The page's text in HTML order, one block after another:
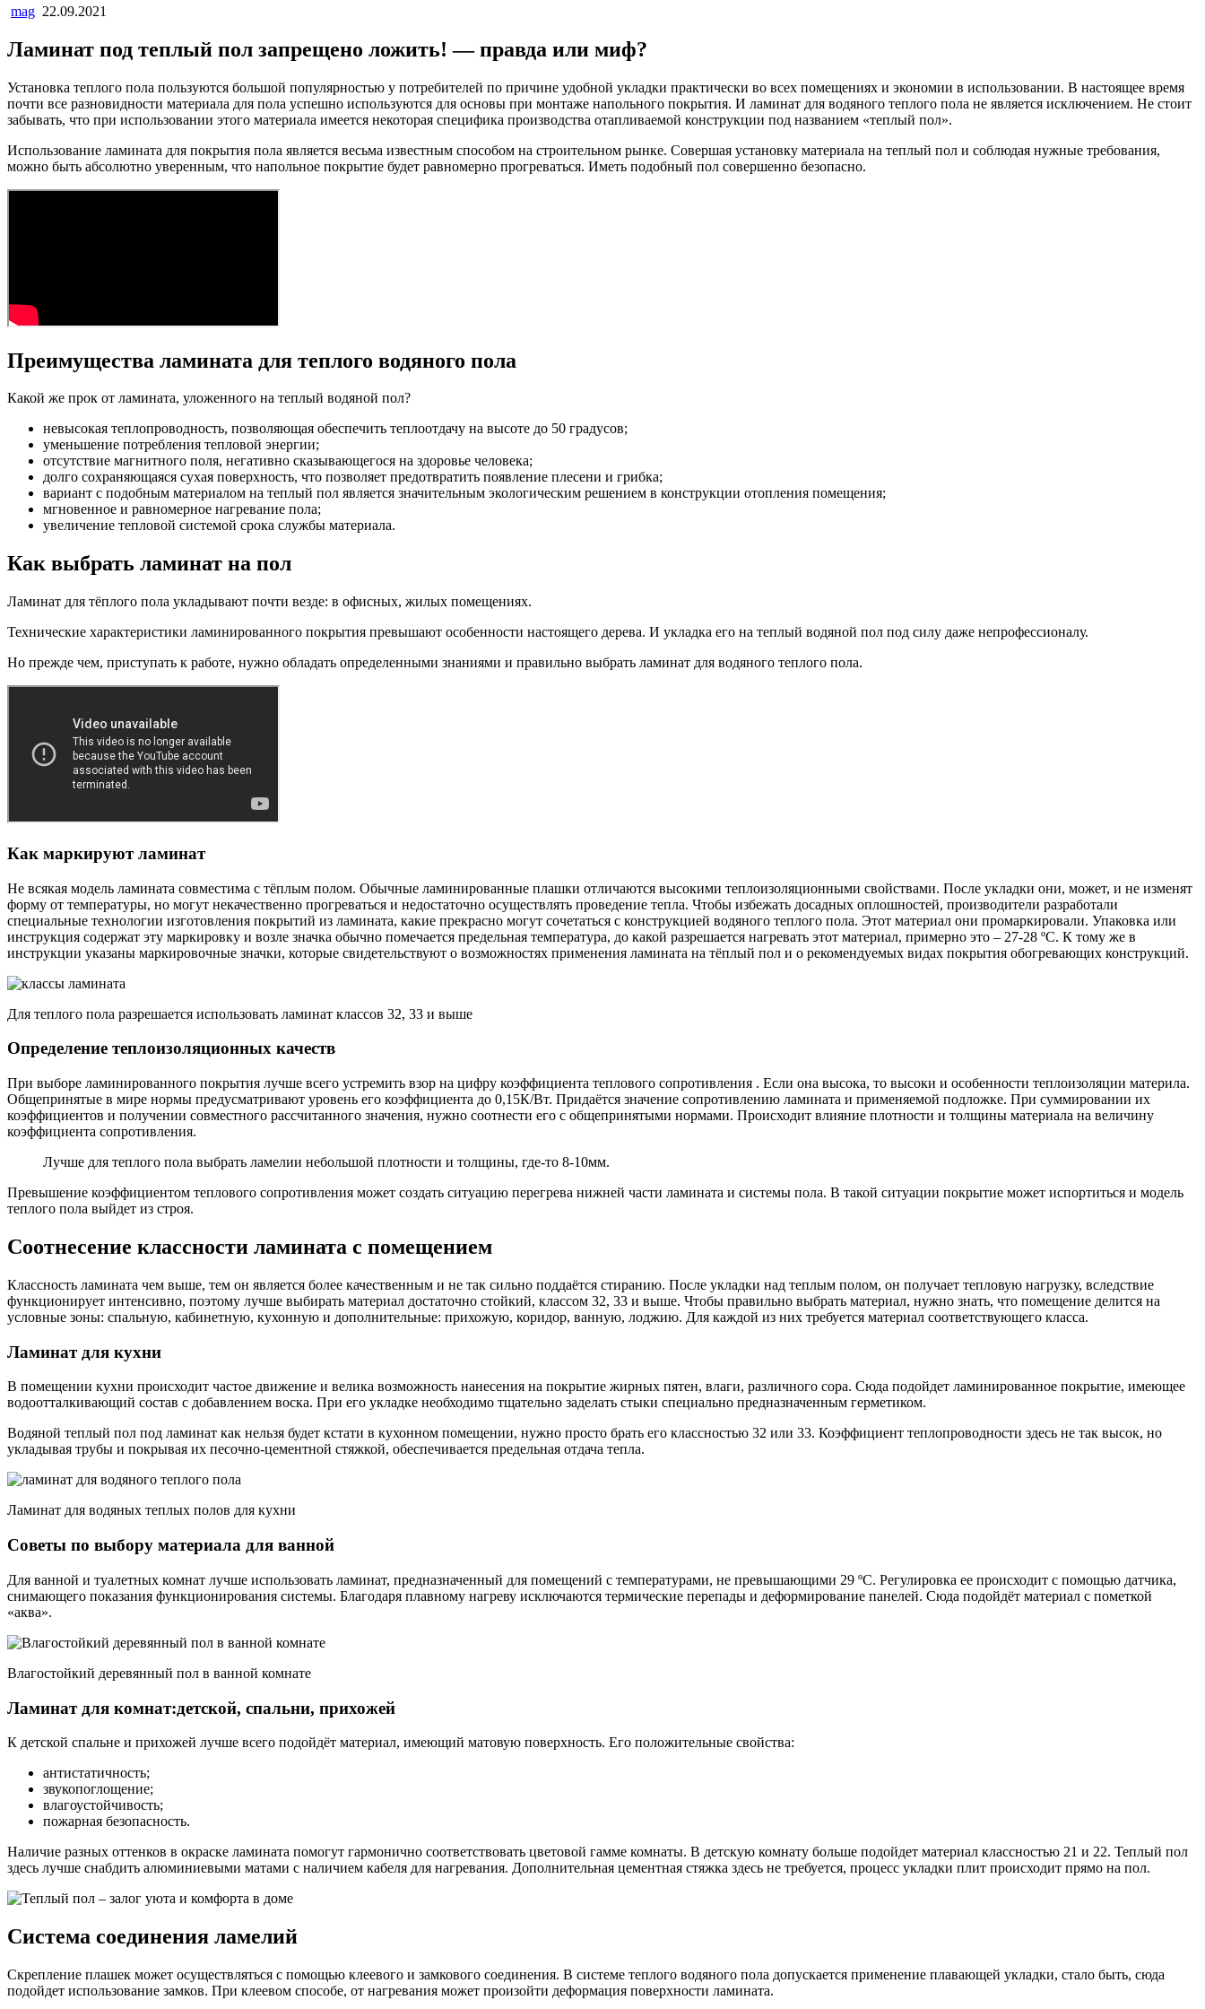
mag 22.09.2021
Ламинат под теплый пол запрещено ложить! — правда или миф?
Установка теплого пола пользуются большой популярностью у потребителей по причине удобной укладки практически во всех помещениях и экономии в использовании. В настоящее время
почти все разновидности материала для пола успешно используются для основы при монтаже напольного покрытия. И ламинат для водяного теплого пола не является исключением. Не стоит
забывать, что при использовании этого материала имеется некоторая специфика производства отапливаемой конструкции под названием «теплый пол».
Использование ламината для покрытия пола является весьма известным способом на строительном рынке. Совершая установку материала на теплый пол и соблюдая нужные требования,
можно быть абсолютно уверенным, что напольное покрытие будет равномерно прогреваться. Иметь подобный пол совершенно безопасно.
Преимущества ламината для теплого водяного пола
Какой же прок от ламината, уложенного на теплый водяной пол?
невысокая теплопроводность, позволяющая обеспечить теплоотдачу на высоте до 50 градусов;
уменьшение потребления тепловой энергии;
отсутствие магнитного поля, негативно сказывающегося на здоровье человека;
долго сохраняющаяся сухая поверхность, что позволяет предотвратить появление плесени и грибка;
вариант с подобным материалом на теплый пол является значительным экологическим решением в конструкции отопления помещения;
мгновенное и равномерное нагревание пола;
увеличение тепловой системой срока службы материала.
Как выбрать ламинат на пол
Ламинат для тёплого пола укладывают почти везде: в офисных, жилых помещениях.
Технические характеристики ламинированного покрытия превышают особенности настоящего дерева. И укладка его на теплый водяной пол под силу даже непрофессионалу.
Но прежде чем, приступать к работе, нужно обладать определенными знаниями и правильно выбрать ламинат для водяного теплого пола.
Как маркируют ламинат
Не всякая модель ламината совместима с тёплым полом. Обычные ламинированные плашки отличаются высокими теплоизоляционными свойствами. После укладки они, может, и не изменят
форму от температуры, но могут некачественно прогреваться и недостаточно осуществлять проведение тепла. Чтобы избежать досадных оплошностей, производители разработали
специальные технологии изготовления покрытий из ламината, какие прекрасно могут сочетаться с конструкцией водяного теплого пола. Этот материал они промаркировали. Упаковка или
инструкция содержат эту маркировку и возле значка обычно помечается предельная температура, до какой разрешается нагревать этот материал, примерно это – 27-28 ºС. К тому же в
инструкции указаны маркировочные значки, которые свидетельствуют о возможностях применения ламината на тёплый пол и о рекомендуемых видах покрытия обогревающих конструкций.
Для теплого пола разрешается использовать ламинат классов 32, 33 и выше
Определение теплоизоляционных качеств
При выборе ламинированного покрытия лучше всего устремить взор на цифру коэффициента теплового сопротивления . Если она высока, то высоки и особенности теплоизоляции материла.
Общепринятые в мире нормы предусматривают уровень его коэффициента до 0,15К/Вт. Придаётся значение сопротивлению ламината и применяемой подложке. При суммировании их
коэффициентов и получении совместного рассчитанного значения, нужно соотнести его с общепринятыми нормами. Происходит влияние плотности и толщины материала на величину
коэффициента сопротивления.
Лучше для теплого пола выбрать ламелии небольшой плотности и толщины, где-то 8-10мм.
Превышение коэффициентом теплового сопротивления может создать ситуацию перегрева нижней части ламината и системы пола. В такой ситуации покрытие может испортиться и модель
теплого пола выйдет из строя.
Соотнесение классности ламината с помещением
Классность ламината чем выше, тем он является более качественным и не так сильно поддаётся стиранию. После укладки над теплым полом, он получает тепловую нагрузку, вследствие
функционирует интенсивно, поэтому лучше выбирать материал достаточно стойкий, классом 32, 33 и выше. Чтобы правильно выбрать материал, нужно знать, что помещение делится на
условные зоны: спальную, кабинетную, кухонную и дополнительные: прихожую, коридор, ванную, лоджию. Для каждой из них требуется материал соответствующего класса.
Ламинат для кухни
В помещении кухни происходит частое движение и велика возможность нанесения на покрытие жирных пятен, влаги, различного сора. Сюда подойдет ламинированное покрытие, имеющее
водоотталкивающий состав с добавлением воска. При его укладке необходимо тщательно заделать стыки специально предназначенным герметиком.
Водяной теплый пол под ламинат как нельзя будет кстати в кухонном помещении, нужно просто брать его классностью 32 или 33. Коэффициент теплопроводности здесь не так высок, но
укладывая трубы и покрывая их песочно-цементной стяжкой, обеспечивается предельная отдача тепла.
Ламинат для водяных теплых полов для кухни
Советы по выбору материала для ванной
Для ванной и туалетных комнат лучше использовать ламинат, предназначенный для помещений с температурами, не превышающими 29 ºС. Регулировка ее происходит с помощью датчика,
снимающего показания функционирования системы. Благодаря плавному нагреву исключаются термические перепады и деформирование панелей. Сюда подойдёт материал с пометкой
«аква».
Влагостойкий деревянный пол в ванной комнате
Ламинат для комнат:детской, спальни, прихожей
К детской спальне и прихожей лучше всего подойдёт материал, имеющий матовую поверхность. Его положительные свойства:
антистатичность;
звукопоглощение;
влагоустойчивость;
пожарная безопасность.
Наличие разных оттенков в окраске ламината помогут гармонично соответствовать цветовой гамме комнаты. В детскую комнату больше подойдет материал классностью 21 и 22. Теплый пол
здесь лучше снабдить алюминиевыми матами с наличием кабеля для нагревания. Дополнительная цементная стяжка здесь не требуется, процесс укладки плит происходит прямо на пол.
Система соединения ламелий
Скрепление плашек может осуществляться с помощью клеевого и замкового соединения. В системе теплого водяного пола допускается применение плавающей укладки, стало быть, сюда
подойдет использование замков. При клеевом способе, от нагревания может произойти деформация поверхности ламината.